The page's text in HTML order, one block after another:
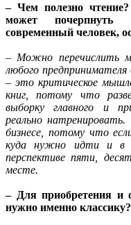
– Чем полезно
может почерпнуть
современный человек,
– Можно перечислить
любого
– это критическое
книг, потому что
выборку главного и
реально
бизнесе, потому что
куда нужно идти и в
перспективе пяти,
месте.
– Для приобретения и
нужно именно классику?